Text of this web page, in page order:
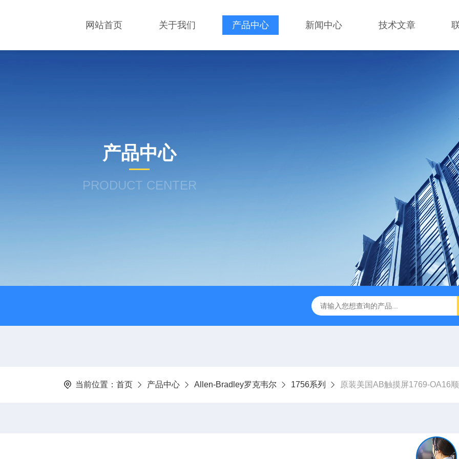
网站首页 关于我们 产品中心 新闻中心 技术文章
产品中心
PRODUCT CENTER
当前位置： 首页 产品中心 Allen-Bradley罗克韦尔 1756系列 原装美国AB触摸屏1769-OA16